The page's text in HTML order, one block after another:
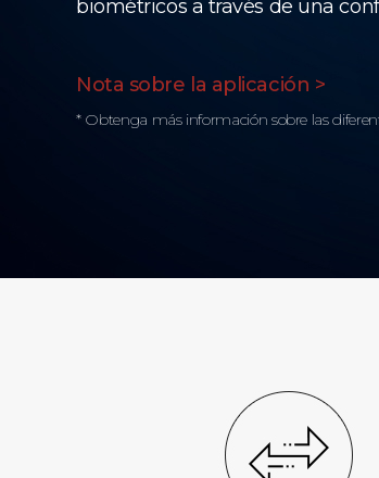
biométricos a través de una
Nota sobre la aplicación >
* Obtenga más información sobre las